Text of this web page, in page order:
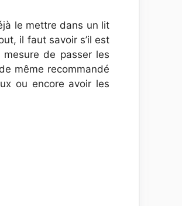
le mettre dans un lit
il faut savoir s’il est
de passer les
même recommandé
ou encore avoir les